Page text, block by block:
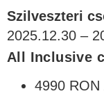
Szilveszteri
2025.12.30 –
All Inclusive
4990